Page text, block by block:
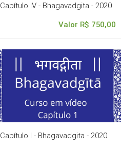
Capítulo IV - Bhagavadgita - 2020
Valor R$ 750,00
Capítulo I - Bhagavadgita - 2020